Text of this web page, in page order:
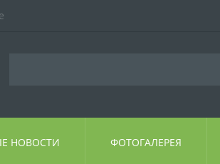
НОВОСТИ ФОТОГАЛЕРЕЯ